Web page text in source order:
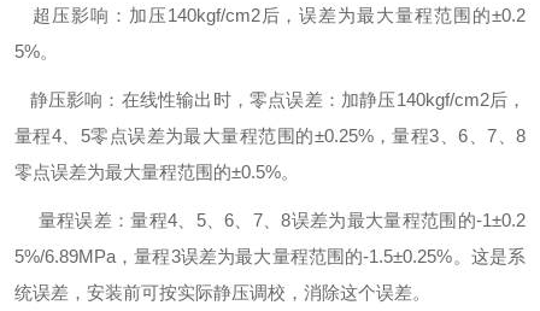
超压影响：加压140kgf/cm2后，误差为最大量程范围的±0.2
5%。
静压影响：在线性输出时，零点误差：加静压140kgf/cm2后，
量程4、5零点误差为最大量程范围的±0.25%，量程3、6、7、8
零点误差为最大量程范围的±0.5%。
量程误差：量程4、5、6、7、8误差为最大量程范围的-1±0.2
5%/6.89MPa，量程3误差为最大量程范围的-1.5±0.25%。这是系
统误差，安装前可按实际静压调校，消除这个误差。